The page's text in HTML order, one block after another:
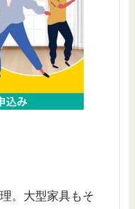
。大型家具もそ